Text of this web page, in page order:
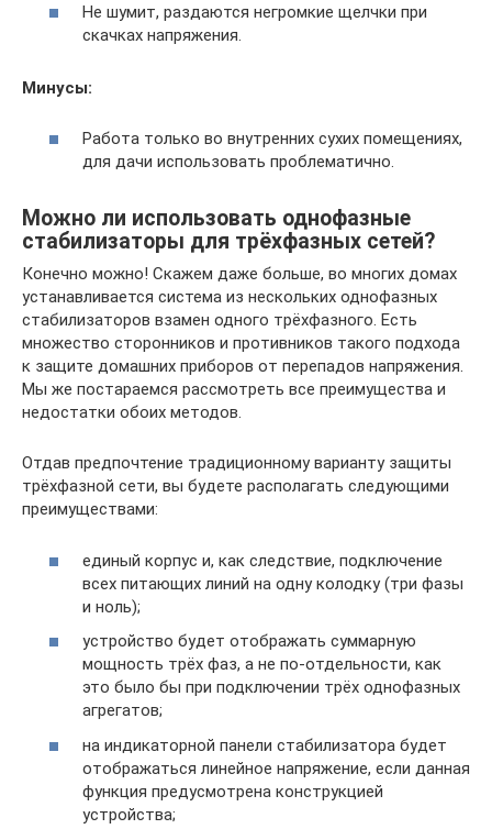
Не шумит, раздаются негромкие щелчки при
скачках напряжения.
Минусы:
Работа только во внутренних сухих помещениях,
для дачи использовать проблематично.
Можно ли использовать однофазные
стабилизаторы для трёхфазных сетей?
Конечно можно! Скажем даже больше, во многих домах
устанавливается система из нескольких однофазных
стабилизаторов взамен одного трёхфазного. Есть
множество сторонников и противников такого подхода
к защите домашних приборов от перепадов напряжения.
Мы же постараемся рассмотреть все преимущества и
недостатки обоих методов.
Отдав предпочтение традиционному варианту защиты
трёхфазной сети, вы будете располагать следующими
преимуществами:
единый корпус и, как следствие, подключение
всех питающих линий на одну колодку (три фазы
и ноль);
устройство будет отображать суммарную
мощность трёх фаз, а не по-отдельности, как
это было бы при подключении трёх однофазных
агрегатов;
на индикаторной панели стабилизатора будет
отображаться линейное напряжение, если данная
функция предусмотрена конструкцией
устройства;